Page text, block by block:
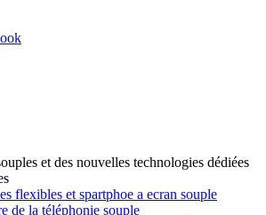
et des nouvelles technologies dédiées